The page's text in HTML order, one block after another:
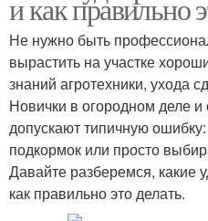
и как правильно
Не нужно быть
вырастить на участке
знаний агротехники, ухода
Новички в огородном деле
допускают типичную
подкормок или просто
Давайте разберемся, какие
как правильно это делать.